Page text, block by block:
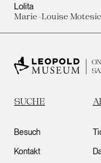
Lolita
Marie-Louise
SUCHE
Besuch
Kontakt